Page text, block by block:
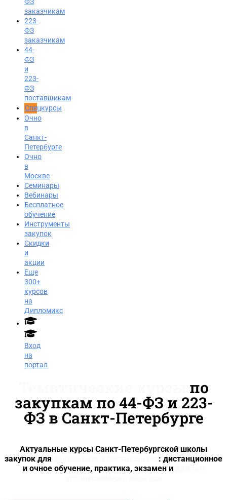
Вход на портал
8 (812) 602-72-29
Заказать звонок
заказчикам
223-
ФЗ
заказчикам
44-
ФЗ
и
223-
ФЗ
поставщикам
Спецкурсы
Очно
в
Санкт-
Петербурге
Очно
в
Москве
Семинары
Вебинары
Бесплатное
обучение
Инструменты
закупок
Скидки
и
акции
Еще
300+
курсов
на
Дипломикс
Вход
на
портал
по
закупкам по 44-ФЗ и 223-
ФЗ в Санкт-Петербурге
Актуальные курсы Санкт-Петербургской школы
закупок для
: дистанционное
и очное обучение, практика, экзамен и